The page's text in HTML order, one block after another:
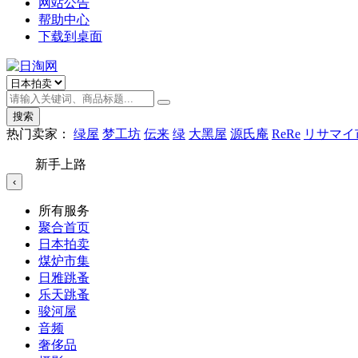
网站公告
帮助中心
下载到桌面
搜索
热门卖家： 绿屋 梦工坊 伝来 绿 大黑屋 源氏庵 ReRe リサマ
新手上路
‹
所有服务
聚合首页
日本拍卖
煤炉市集
日雅跳蚤
乐天跳蚤
骏河屋
音频
奢侈品